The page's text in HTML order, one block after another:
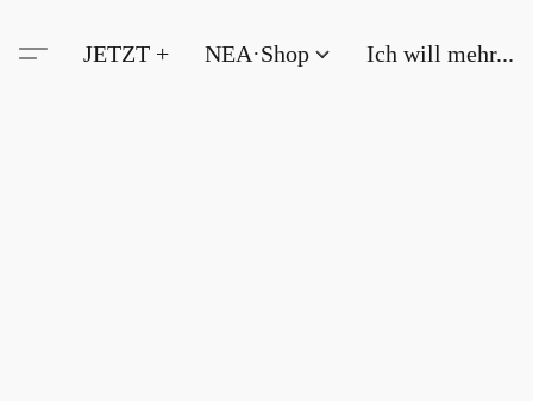
JETZT + NEA·Shop Ich will mehr...